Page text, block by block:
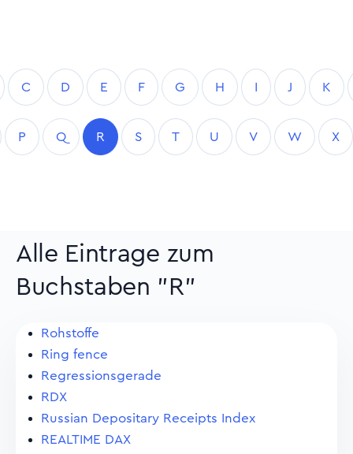
C D E F G H I J K
P Q R S T U V W X
Alle Eintrage zum
Buchstaben "R"
Rohstoffe
Ring fence
Regressionsgerade
RDX
Russian Depositary Receipts Index
REALTIME DAX